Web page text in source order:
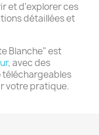
et d'explorer ces
détaillées et
Blanche" est
, avec des
votre pratique.